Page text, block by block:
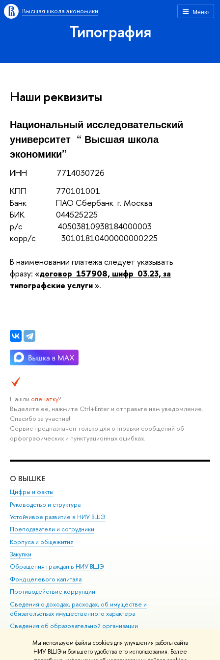
Мы используем файлы cookies для улучшения работы сайта
НИУ ВШЭ и большего удобства его использования. Более
Меню
Высшая школа экономики
Типография
Наши реквизиты
Национальный исследовательский
университет “ Высшая школа
экономики”
ИНН 7714030726
КПП 770101001
Банк ПАО Сбербанк г. Москва
БИК 044525225
р/с 40503810938184000003
корр/с 30101810400000000225
В наименовании платежа следует указывать
фразу: «договор 157908, шифр 03.23, за
типографские услуги».
Нашли опечатку?
Выделите её, нажмите Ctrl+Enter и отправьте нам уведомление.
Спасибо за участие!
Сервис предназначен только для отправки сообщений об
орфографических и пунктуационных ошибках.
О ВЫШКЕ
Цифры и факты
Руководство и структура
Устойчивое развитие в НИУ ВШЭ
Преподаватели и сотрудники
Корпуса и общежития
Закупки
Обращения граждан в НИУ ВШЭ
Фонд целевого капитала
Противодействие коррупции
Сведения о доходах, расходах, об имуществе и
обязательствах имущественного характера
Сведения об образовательной организации
Людям с ограниченными возможностями здоровья
Единая платежная страница